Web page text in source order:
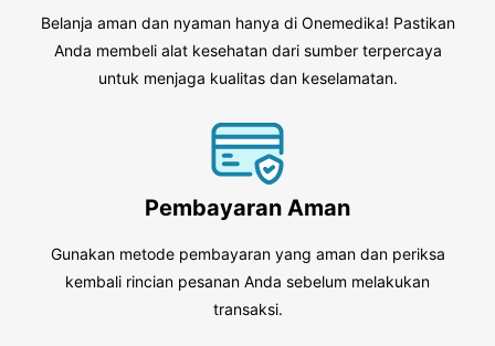
Belanja aman dan nyaman hanya di Onemedika! Pastikan
Anda membeli alat kesehatan dari sumber terpercaya
untuk menjaga kualitas dan keselamatan.
Pembayaran Aman
Gunakan metode pembayaran yang aman dan periksa
kembali rincian pesanan Anda sebelum melakukan
transaksi.